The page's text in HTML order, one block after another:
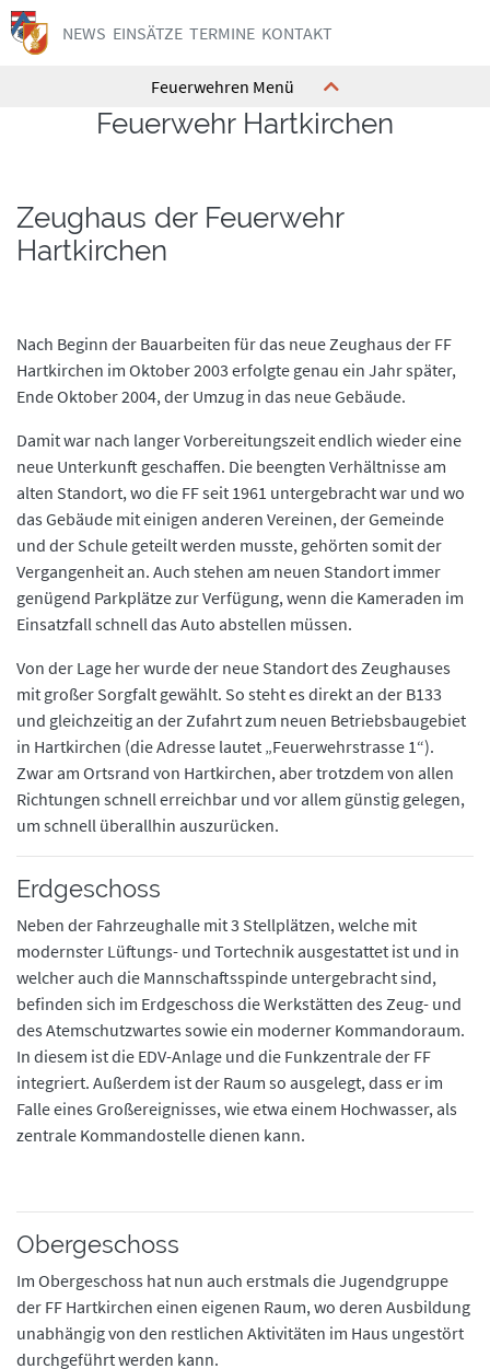
NEWS EINSÄTZE TERMINE KONTAKT
Feuerwehren Menü
Feuerwehrhaus
Jugend
Kontakt
Jugend
Kontakt
Kommando
Ausrüstung
Feuerwehrhaus
Mannschaft
Geschichte
Jugend
Kontakt
Kommando
Ausrüstung
Feuerwehrhaus
Mannschaft
Geschichte
Jugend
Feuerwehr Hartkirchen
Zeughaus der Feuerwehr
Hartkirchen
Nach Beginn der Bauarbeiten für das neue Zeughaus der FF
Hartkirchen im Oktober 2003 erfolgte genau ein Jahr später,
Ende Oktober 2004, der Umzug in das neue Gebäude.
Damit war nach langer Vorbereitungszeit endlich wieder eine
neue Unterkunft geschaffen. Die beengten Verhältnisse am
alten Standort, wo die FF seit 1961 untergebracht war und wo
das Gebäude mit einigen anderen Vereinen, der Gemeinde
und der Schule geteilt werden musste, gehörten somit der
Vergangenheit an. Auch stehen am neuen Standort immer
genügend Parkplätze zur Verfügung, wenn die Kameraden im
Einsatzfall schnell das Auto abstellen müssen.
Von der Lage her wurde der neue Standort des Zeughauses
mit großer Sorgfalt gewählt. So steht es direkt an der B133
und gleichzeitig an der Zufahrt zum neuen Betriebsbaugebiet
in Hartkirchen (die Adresse lautet „Feuerwehrstrasse 1“).
Zwar am Ortsrand von Hartkirchen, aber trotzdem von allen
Richtungen schnell erreichbar und vor allem günstig gelegen,
um schnell überallhin auszurücken.
Erdgeschoss
Neben der Fahrzeughalle mit 3 Stellplätzen, welche mit
modernster Lüftungs- und Tortechnik ausgestattet ist und in
welcher auch die Mannschaftsspinde untergebracht sind,
befinden sich im Erdgeschoss die Werkstätten des Zeug- und
des Atemschutzwartes sowie ein moderner Kommandoraum.
In diesem ist die EDV-Anlage und die Funkzentrale der FF
integriert. Außerdem ist der Raum so ausgelegt, dass er im
Falle eines Großereignisses, wie etwa einem Hochwasser, als
zentrale Kommandostelle dienen kann.
Obergeschoss
Im Obergeschoss hat nun auch erstmals die Jugendgruppe
der FF Hartkirchen einen eigenen Raum, wo deren Ausbildung
unabhängig von den restlichen Aktivitäten im Haus ungestört
durchgeführt werden kann.